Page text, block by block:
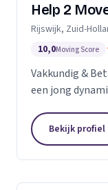
Help 2
Rijswijk, Zuid-
10,0Moving Score
Vakkundig &
een jong
Vraag naar de
Bekijk profiel